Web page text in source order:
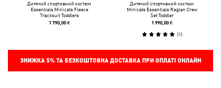
Дитячий спортивний костюм
Essentials Minicats Fleece
Tracksuit Toddlers
1 790,00 ₴
Дитячий спортивний костюм
Minicats Essentials Raglan Crew
Set Toddler
1 990,00 ₴
(1)
ЗНИЖКА 5%ТА БЕЗКОШТОВНА ДОСТАВКА ПРИ ОПЛАТІ ОНЛАЙН